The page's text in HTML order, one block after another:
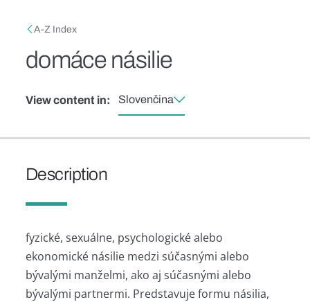
Breadcrumb
A-Z Index
domáce násilie
View content in: Slovenčina
Description
fyzické, sexuálne, psychologické alebo
ekonomické násilie medzi súčasnými alebo
bývalými manželmi, ako aj súčasnými alebo
bývalými partnermi. Predstavuje formu násilia,